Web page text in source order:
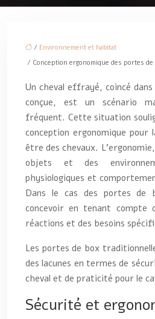
/ Environnement et habitat
/ Conception ergonomique des portes de
Un cheval effrayé, coincé
conçue, est un scénario
fréquent. Cette situation
conception ergonomique
être des chevaux.
objets et des
physiologiques et
Dans le cas des portes de
concevoir en tenant compte
réactions et des besoins
Les portes de box
des lacunes en termes de
cheval et de praticité pour le
Sécurité et